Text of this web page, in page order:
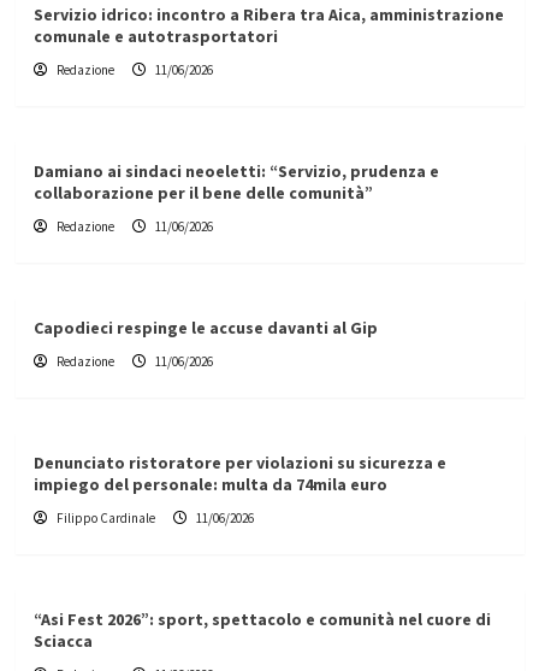
Servizio idrico: incontro a Ribera tra Aica, amministrazione
comunale e autotrasportatori
Redazione 11/06/2026
Damiano ai sindaci neoeletti: “Servizio, prudenza e
collaborazione per il bene delle comunità”
Redazione 11/06/2026
Capodieci respinge le accuse davanti al Gip
Redazione 11/06/2026
Denunciato ristoratore per violazioni su sicurezza e
impiego del personale: multa da 74mila euro
Filippo Cardinale 11/06/2026
“Asi Fest 2026”: sport, spettacolo e comunità nel cuore di
Sciacca